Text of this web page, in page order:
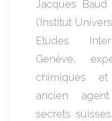
Jacques
l’Institut
Etudes
Genève,
chimiques
ancien
secrets